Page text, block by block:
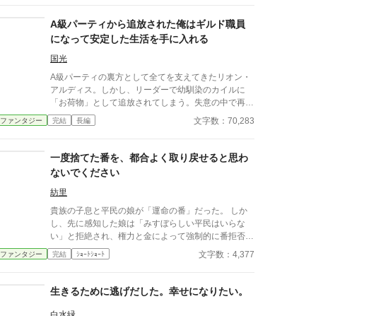
A級パーティから追放された俺はギルド職員
になって安定した生活を手に入れる
国光
A級パーティの裏方として全てを支えてきたリオン・
アルディス。しかし、リーダーで幼馴染のカイルに
「お荷物」として追放されてしまう。失意の中で再会
したギルド受付嬢・エリナ・ランフォードに導かれ、
リオンはギルド職員として新たな道を歩み始める。
ギルド内で頭角を現していくリオン。一方、彼を失っ
た元パーティは内部崩壊の道を辿っていく――。 こ
れは、支えることに誇りを持った男が、自らの価値を
証明し、安定した未来を掴み取る物語。
ファンタジー 完結 長編 文字数：70,283
一度捨てた番を、都合よく取り戻せると思わ
ないでください
紡里
貴族の子息と平民の娘が「運命の番」だった。 しか
し、先に感知した娘は「みすぼらしい平民はいらな
い」と拒絶され、権力と金によって強制的に番拒否の
手術を受けさせられる。 一年後。成長した子息は娘
を番だと認識し、今度は「解除しろ」と迫ってきた。
訴える。 「拒否なさったのは、そちらです」震えな
がらも、少女は法廷で自らの意思を語る。 運命か、
尊厳か――下された判決は？
ファンタジー 完結 ｼｮｰﾄｼｮｰﾄ 文字数：4,377
生きるために逃げだした。幸せになりたい。